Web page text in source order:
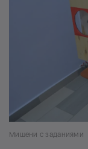
Мишени с заданиями